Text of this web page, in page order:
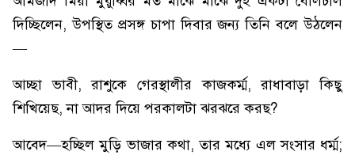
দিচ্ছিলেন, উপস্থিত প্রসঙ্গ চাপা দিবার জন্য তিনি বলে উঠলেন
—
আচ্ছা ভাবী, রাশুকে গেরস্থালীর কাজকর্ম্ম, রাধাবাড়া কিছু
শিখিয়েছ, না আদর দিয়ে পরকালটা ঝরঝরে করছ?
আবেদ—হচ্ছিল মুড়ি ভাজার কথা, তার মধ্যে এল সংসার ধর্ম্ম;